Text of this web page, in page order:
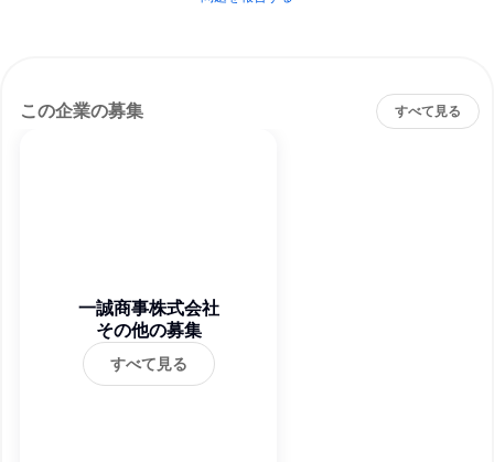
この企業の募集 すべて見る
一誠商事株式会社
その他の募集
すべて見る